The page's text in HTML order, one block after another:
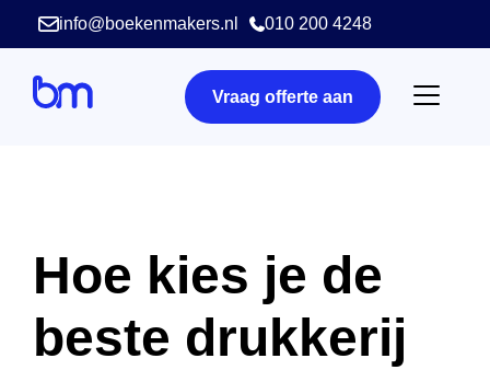
info@boekenmakers.nl 010 200 4248
Vraag offerte aan
Hoe kies je de
beste drukkerij